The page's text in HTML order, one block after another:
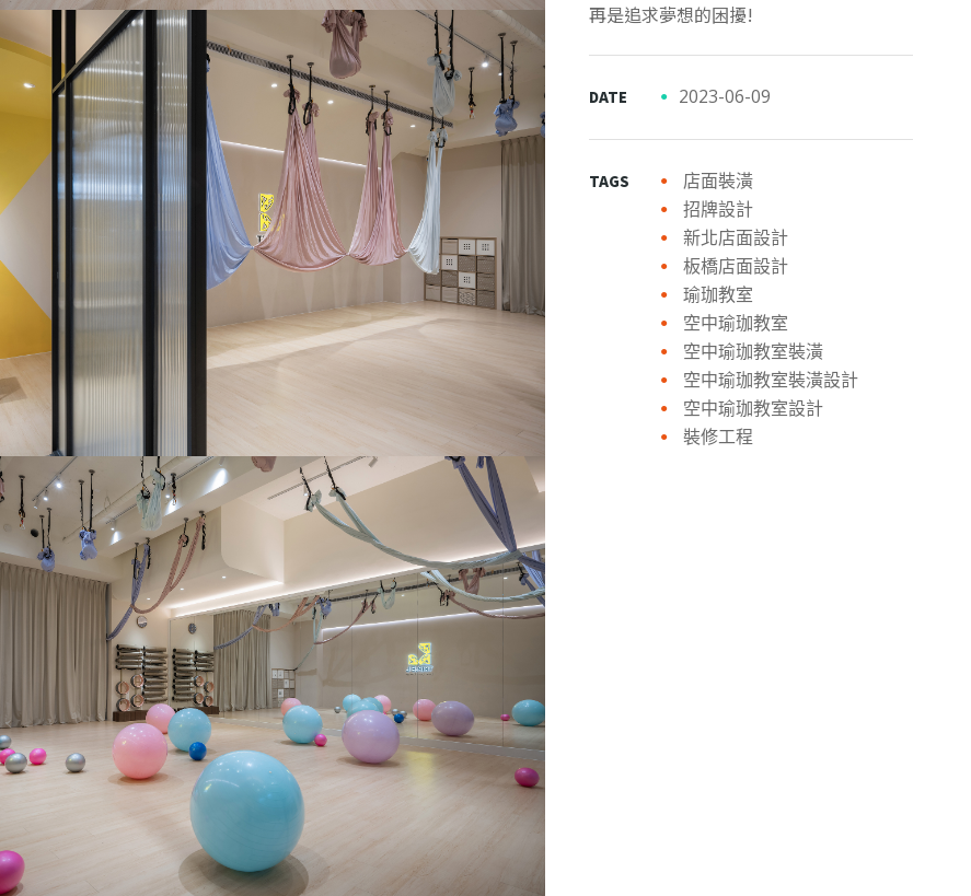
再是追求夢想的困擾!
DATE 2023-06-09
TAGS
店面裝潢
招牌設計
新北店面設計
板橋店面設計
瑜珈教室
空中瑜珈教室
空中瑜珈教室裝潢
空中瑜珈教室裝潢設計
空中瑜珈教室設計
裝修工程